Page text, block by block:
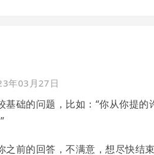
年03月27日
基础的问题，比如：“你从你提
前的回答，不满意，想尽快结束